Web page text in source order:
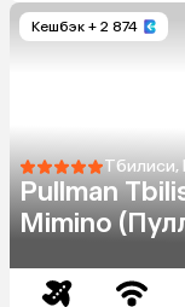
Кешбэк + 2 874
Тбилиси,
Pullman
Mimino